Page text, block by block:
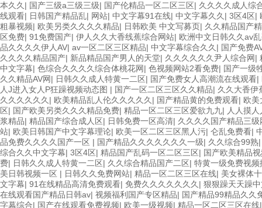
本久久 | 国产三级a三级三级| 国产伦精品一区二区三区| 久久久久成人综
线观看| 日韩国产精品乱| 网站| 中文字幕91在线| 中文字幕久久 | 3区4区|
粗暴视频| 欧美另类久久久久精品| 日韩欧美 中文写募页| 久久精品国产
区免费| 91免费国产| 伊人久久大香线蕉综合网站| 欧洲中文日韩久久av
品久久久久伊人AV| av一区二区三区精品| 中文字幕综合久久 | 国产免费
久久久久精品国产| 新品精品国产男人的天堂| 久久久久久久尹人综合网|
中文字幕| 色综合久久久久综合体桃花网| 色视频网站2看免费| 国产一级
久久精品AV网| 日韩久久成人特黄一二区| 国产免费女人高潮流在线观看|
人J进入女人P狂躁视频动态图 | 国产一区二区三区久久精品| 久久大香伊
久久久久久久 | 欧美精品乱人伦久久久久久 | 国产精品黄的免费观看| 欧美
区| 国产欧美另类久久久精品免费| 精品一区二区三区爱欲九九| 人人摸
浆精品| 精品国产综合成人区| 日韩免费一区高清| 久久久久国产精品三级
站| 欧美日韩国产中文字幕理论| 欧美一区二区三区黑人污| 仑乱免费看|
品免费久久久久国产一区 | 国产精品久久久久久久久一级| 久久综合99熟
综合久久中文字幕| 3区4区| 精品国产乱码一区二区三区| 国产欧美精品
费| 日韩久久成人特黄一二区| 久久综合精品国产二区| 特黄一级免费视频
美日韩视频一区 | 日韩久久免费网站| 精品一区二区三区在线| 美女裸体
文字幕| 91在线精品高清免费观看| 免费久久久久久久久 | 狠狠躁天天躁
在线观看国产精品日韩av| 视频福利国产专区精品| 国产精品99精品久久
字幕综合| 国产在线观看免费视频| 欧美一级视频| 精品一区二区三区在线